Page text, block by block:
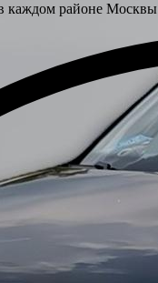
каждом районе Москвы